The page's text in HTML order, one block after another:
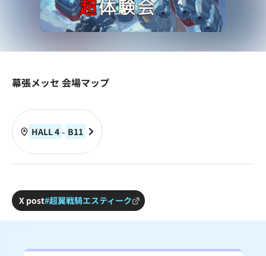
幕張メッセ 会場マップ
HALL 4 - B11
X post#超翼戦騎エスティーク